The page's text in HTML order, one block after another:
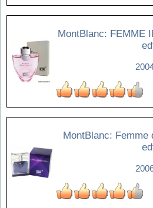
MontBlanc: FEMME
MontBlanc: Femme